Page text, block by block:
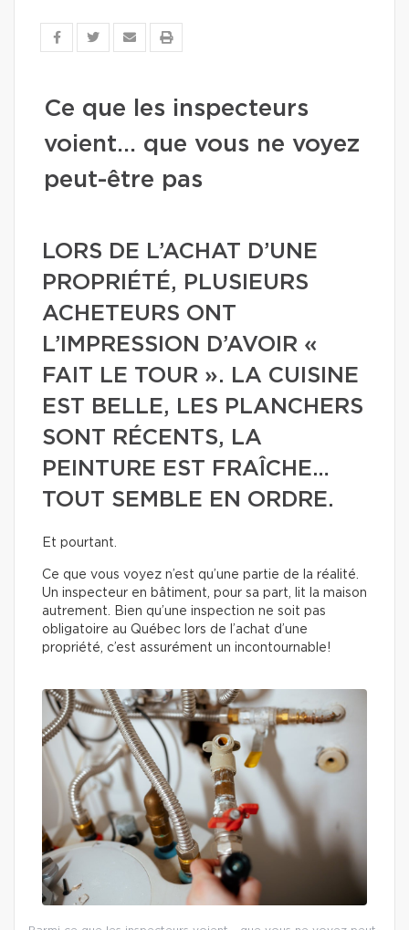
Ce que les inspecteurs
voient… que vous ne voyez
peut-être pas
LORS DE L’ACHAT D’UNE
PROPRIÉTÉ, PLUSIEURS
ACHETEURS ONT
L’IMPRESSION D’AVOIR «
FAIT LE TOUR ». LA CUISINE
EST BELLE, LES PLANCHERS
SONT RÉCENTS, LA
PEINTURE EST FRAÎCHE…
TOUT SEMBLE EN ORDRE.
Et pourtant.
Ce que vous voyez n’est qu’une partie de la réalité.
Un inspecteur en bâtiment, pour sa part, lit la maison
autrement. Bien qu’une inspection ne soit pas
obligatoire au Québec lors de l’achat d’une
propriété, c’est assurément un incontournable!